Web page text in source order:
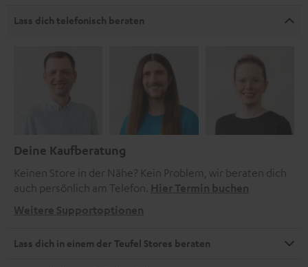
Lass dich telefonisch beraten
Deine Kaufberatung
Keinen Store in der Nähe? Kein Problem, wir beraten dich
auch persönlich am Telefon. Hier Termin buchen
Weitere Supportoptionen
Lass dich in einem der Teufel Stores beraten